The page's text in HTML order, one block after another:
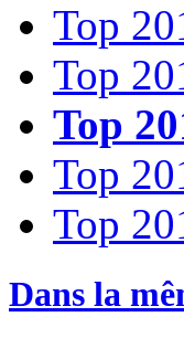
Top
Top
Top
Top
Top
Dans la